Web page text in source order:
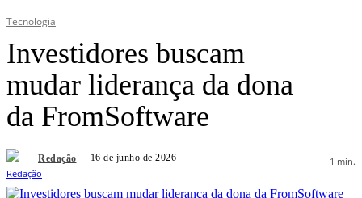
Tecnologia
Investidores buscam
mudar liderança da dona
da FromSoftware
Redação 16 de junho de 2026 1 min.